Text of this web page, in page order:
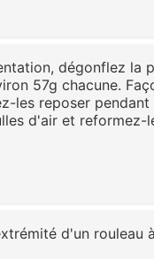
dégonflez la
57g chacune.
les reposer
d'air et reformez-
d'un rouleau